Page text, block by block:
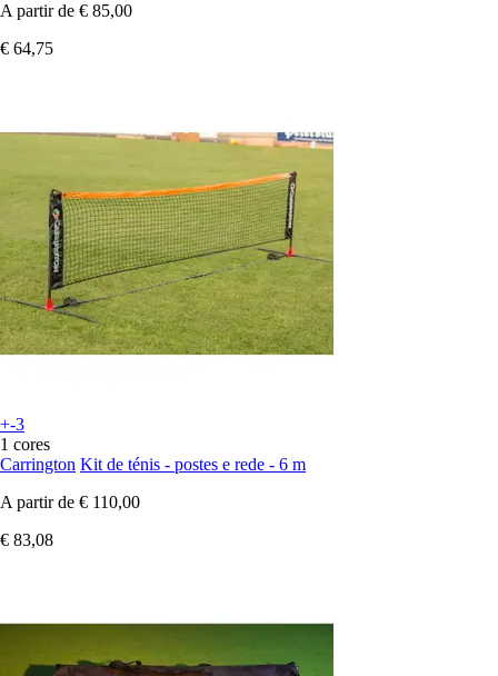
A partir de € 85,00
€ 64,75
+-3
1 cores
Carrington Kit de ténis - postes e rede - 6 m
A partir de € 110,00
€ 83,08